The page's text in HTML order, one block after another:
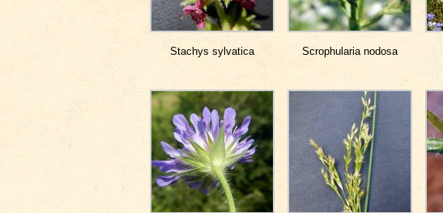
Stachys sylvatica Scrophularia nodosa